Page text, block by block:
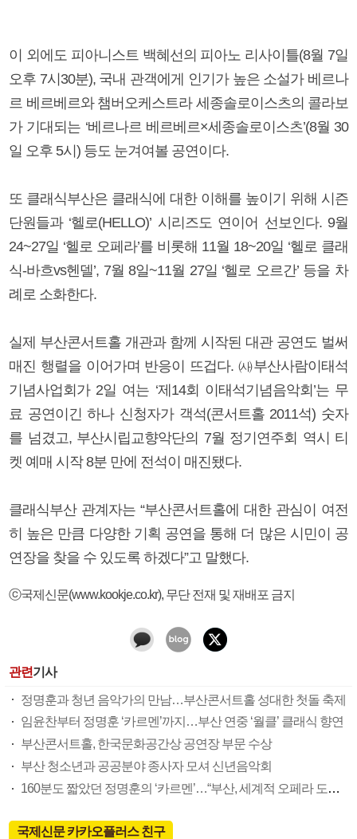
이 외에도 피아니스트 백혜선의 피아노 리사이틀(8월 7일
오후 7시30분), 국내 관객에게 인기가 높은 소설가 베르나
르 베르베르와 챔버오케스트라 세종솔로이스츠의 콜라보
가 기대되는 ‘베르나르 베르베르×세종솔로이스츠’(8월 30
일 오후 5시) 등도 눈겨여볼 공연이다.
또 클래식부산은 클래식에 대한 이해를 높이기 위해 시즌
단원들과 ‘헬로(HELLO)’ 시리즈도 연이어 선보인다. 9월
24~27일 ‘헬로 오페라’를 비롯해 11월 18~20일 ‘헬로 클래
식-바흐vs헨델’, 7월 8일~11월 27일 ‘헬로 오르간’ 등을 차
례로 소화한다.
실제 부산콘서트홀 개관과 함께 시작된 대관 공연도 벌써
매진 행렬을 이어가며 반응이 뜨겁다. ㈔부산사람이태석
기념사업회가 2일 여는 ‘제14회 이태석기념음악회’는 무
료 공연이긴 하나 신청자가 객석(콘서트홀 2011석) 숫자
를 넘겼고, 부산시립교향악단의 7월 정기연주회 역시 티
켓 예매 시작 8분 만에 전석이 매진됐다.
클래식부산 관계자는 “부산콘서트홀에 대한 관심이 여전
히 높은 만큼 다양한 기획 공연을 통해 더 많은 시민이 공
연장을 찾을 수 있도록 하겠다”고 말했다.
ⓒ국제신문(www.kookje.co.kr), 무단 전재 및 재배포 금지
관련기사
정명훈과 청년 음악가의 만남…부산콘서트홀 성대한 첫돌 축제
임윤찬부터 정명훈 ‘카르멘’까지…부산 연중 ‘월클’ 클래식 향연
부산콘서트홀, 한국문화공간상 공연장 부문 수상
부산 청소년과 공공분야 종사자 모셔 신년음악회
160분도 짧았던 정명훈의 ‘카르멘’…“부산, 세계적 오페라 도시로”
국제신문 카카오플러스 친구